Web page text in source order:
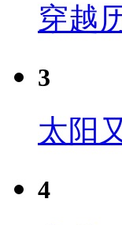
穿越
3
太阳
4